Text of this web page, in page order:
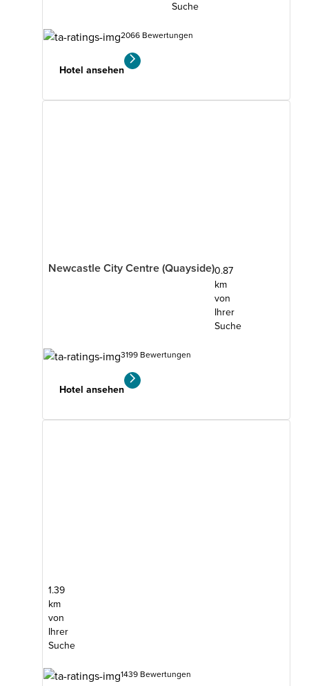
Suche
2066 Bewertungen
Hotel ansehen
Newcastle City Centre (Quayside)0.87
km
von
Ihrer
Suche
3199 Bewertungen
Hotel ansehen
1.39
km
von
Ihrer
Suche
1439 Bewertungen